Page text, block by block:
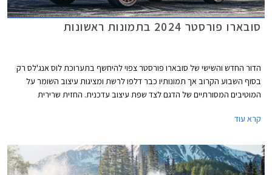
סובארו פורסטר 2024 בתמונות ראשונות
הדור החדש והשישי של סובארו פורסטר צפוי להיחשף בתערוכת לוס אנג'לס רק
בסוף השבוע הקרוב אך תמונותיו כבר דלפו לרשת ומציגות עיצוב השומר על
המוטיבים המסורתיים של הדגם לצד שפת עיצוב עדכנית. החזית שרירית
הנראות כאילו הן מפוצלות. הפגוש מציג עיצוב נקי יחסית עם עיטור דמוי מגלש
קרא עוד